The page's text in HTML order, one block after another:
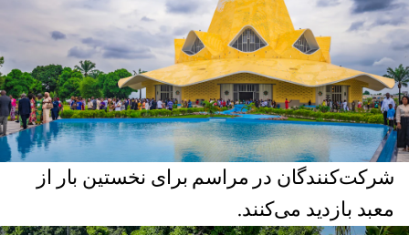
شرکت‌کنندگان در مراسم برای نخستین بار از
معبد بازدید می‌کنند.